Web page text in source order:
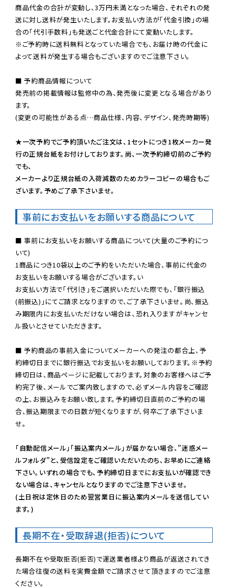
商品代金の合計が変動し、3万円未満となった場合、それぞれの発
送に対し送料が発生いたします。お支払い方法が「代金引換」の場
※ご予約時に送料無料となっていた場合でも、お届け時の代金に
よって送料が発生する場合もございますのでご注意下さい。
■ 予約商品情報について
発売前の掲載情報は監修中の為、発売後に変更となる場合があり
ます。
(変更の可能性がある点…商品仕様、内容、デザイン、発売時期等)
★一次予約でご予約頂いたご注文は、1セットにつき1枚メーカー発
行の正規台紙をお付けしております。尚、一次予約締切前のご予約
でも、
メーカーより正規台紙の入荷減数のためカラーコピーの場合もご
ざいます。予めご了承下さいませ。
事前にお支払いをお願いする商品について
■ 事前にお支払いをお願いする商品について(大量のご予約につ
いて)
1商品につき10袋以上のご予約をいただいた場合、事前に代金の
お支払いをお願いする場合がございます。い
お支払い方法で「代引き」をご選択いただいた際でも、「銀行振込
(前振込)」にてご請求となりますので、ご了承下さいませ。尚、振込
み期限内にお支払いただけない場合は、恐れ入りますがキャンセ
ル扱いとさせていただきます。
■ 予約商品の事前入金についてメーカーへの発注の都合上、予
約締切日までに銀行振込でお支払いをお願いしております。※予約
締切日は、商品ページに記載しております。対象のお客様へはご予
約完了後、メールでご案内致しますので、必ずメール内容をご確認
の上、お振込みをお願い致します。予約締切日直前のご予約の場
合、振込期限までの日数が短くなりますが、何卒ご了承下さいま
せ。
「自動配信メール」「振込案内メール」が届かない場合、”迷惑メー
ルフォルダ”と、受信設定をご確認いただいたのち、お早めにご連絡
下さい。いずれの場合でも、予約締切日までにお支払いが確認でき
ない場合は、キャンセルとなりますのでご注意下さいませ。
(土日祝は定休日のため翌営業日に振込案内メールを送信してい
ます。)
長期不在・受取辞退(拒否)について
長期不在や受取拒否(拒否)で運送業者様より商品が返送されてき
た場合往復の送料を実費金額でご請求させて頂きますのでご注意
ください。